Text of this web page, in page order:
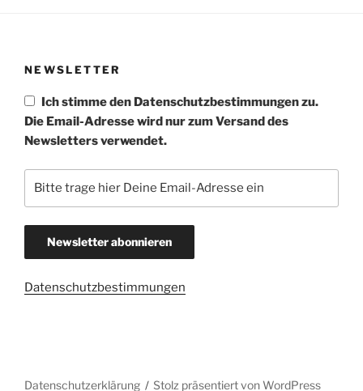
NEWSLETTER
Ich stimme den Datenschutzbestimmungen zu.
Die Email-Adresse wird nur zum Versand des
Newsletters verwendet.
Datenschutzbestimmungen
Datenschutzerklärung Stolz präsentiert von WordPress